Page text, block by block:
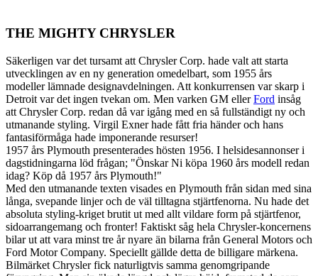
THE MIGHTY CHRYSLER
Säkerligen var det tursamt att Chrysler Corp. hade valt att starta
utvecklingen av en ny generation omedelbart, som 1955 års
modeller lämnade designavdelningen. Att konkurrensen var skarp i
Detroit var det ingen tvekan om. Men varken GM ellerFord insåg
att Chrysler Corp. redan då var igång med en så fullständigt ny och
utmanande styling. Virgil Exner hade fått fria händer och hans
fantasiförmåga hade imponerande resurser!
1957 års Plymouth presenterades hösten 1956. I helsidesannonser i
dagstidningarna löd frågan; "Önskar Ni köpa 1960 års modell redan
idag? Köp då 1957 års Plymouth!"
Med den utmanande texten visades en Plymouth från sidan med sina
långa, svepande linjer och de väl tilltagna stjärtfenorna. Nu hade det
absoluta styling-kriget brutit ut med allt vildare form på stjärtfenor,
sidoarrangemang och fronter! Faktiskt såg hela Chrysler-koncernens
bilar ut att vara minst tre år nyare än bilarna från General Motors och
Ford Motor Company. Speciellt gällde detta de billigare märkena.
Bilmärket Chrysler fick naturligtvis samma genomgripande